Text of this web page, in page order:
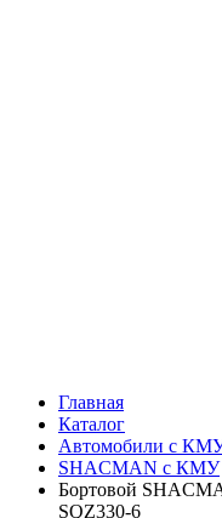
Главная
Каталог
Автомобили с
SHACMAN с КМУ
Бортовой
SQZ330-6